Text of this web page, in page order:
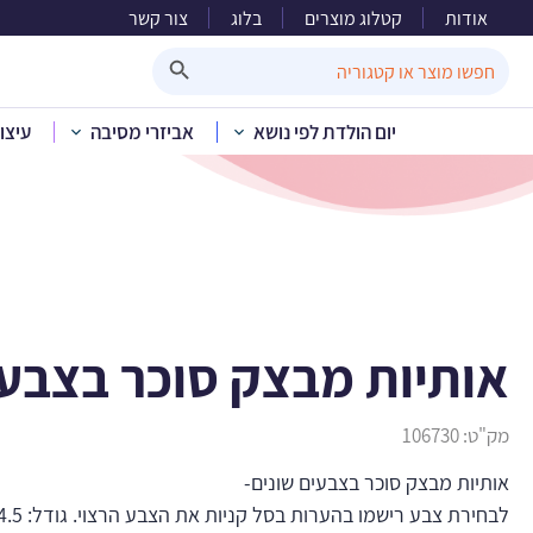
אודות קטלוג מוצרים בלוג צור קשר
for:
יום הולדת לפי נושא אביזרי מסיבה בית
אותיות מבצק סוכר
מק"ט:106730
אותיות מבצק סוכר בצבעים שונים-
לבחירת צבע רישמו בהערות בסל קניות את הצבע הרצוי. גודל: 4.5 ס”מ